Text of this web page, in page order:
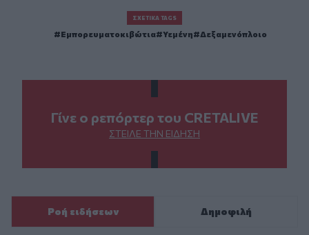
ΣΧΕΤΙΚΆ TAGS
Εμπορευματοκιβώτια Υεμένη Δεξαμενόπλοιο
Γίνε ο ρεπόρτερ του CRETALIVE
ΣΤΕΊΛΕ ΤΗΝ ΕΊΔΗΣΗ
Ροή ειδήσεων Δημοφιλή